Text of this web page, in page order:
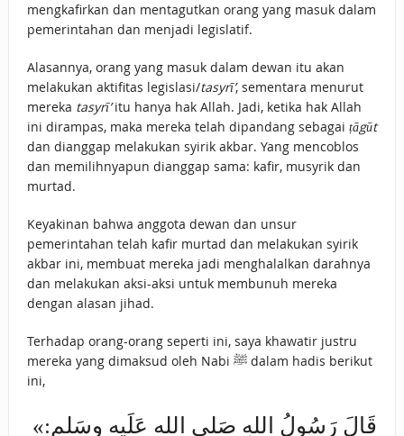
mengkafirkan dan mentagutkan orang yang masuk dalam
pemerintahan dan menjadi legislatif.
Alasannya, orang yang masuk dalam dewan itu akan
melakukan aktifitas legislasi/tasyrī’, sementara menurut
mereka tasyrī’itu hanya hak Allah. Jadi, ketika hak Allah
ini dirampas, maka mereka telah dipandang sebagai ṭāgūt
dan dianggap melakukan syirik akbar. Yang mencoblos
dan memilihnyapun dianggap sama: kafir, musyrik dan
murtad.
Keyakinan bahwa anggota dewan dan unsur
pemerintahan telah kafir murtad dan melakukan syirik
akbar ini, membuat mereka jadi menghalalkan darahnya
dan melakukan aksi-aksi untuk membunuh mereka
dengan alasan jihad.
Terhadap orang-orang seperti ini, saya khawatir justru
mereka yang dimaksud oleh Nabi ﷺ dalam hadis berikut
ini,
«قَالَ رَسُولُ اللهِ صَلى الله عَلَيه وسَلم: